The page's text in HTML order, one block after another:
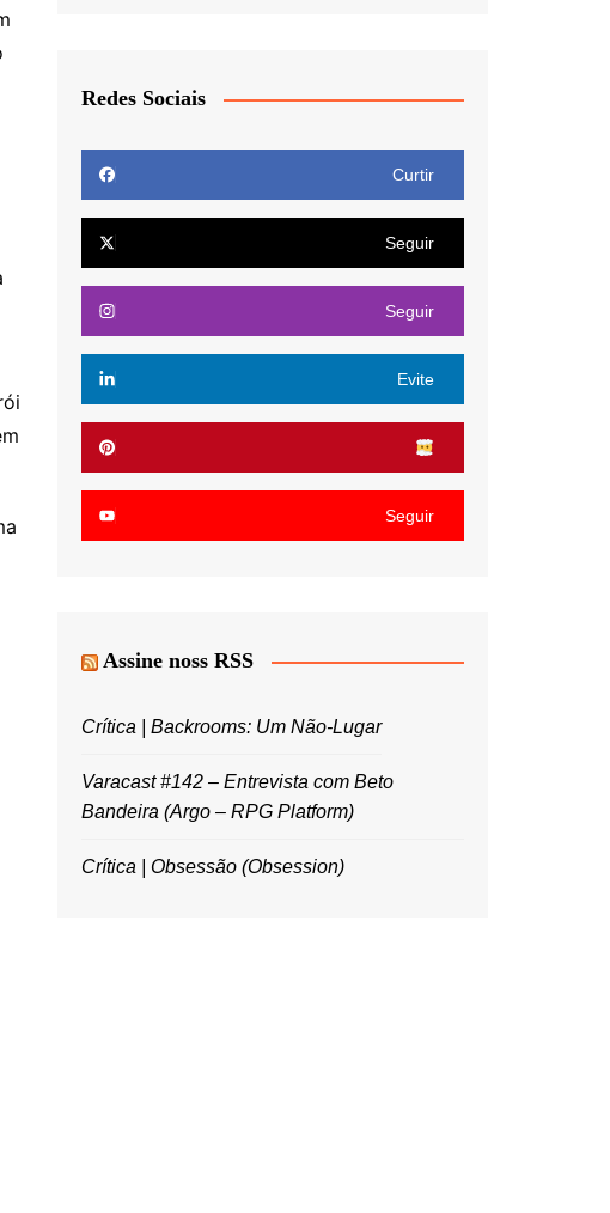
Redes Sociais
Curtir
Seguir
Seguir
Evite
Seguir
Assine noss RSS
Crítica | Backrooms: Um Não-Lugar
Varacast #142 – Entrevista com Beto
Bandeira (Argo – RPG Platform)
Crítica | Obsessão (Obsession)